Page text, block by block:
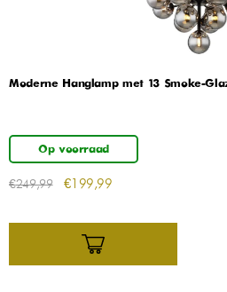
Moderne Hanglamp met 13 Smoke-
Op voorraad
€249,99 €199,99